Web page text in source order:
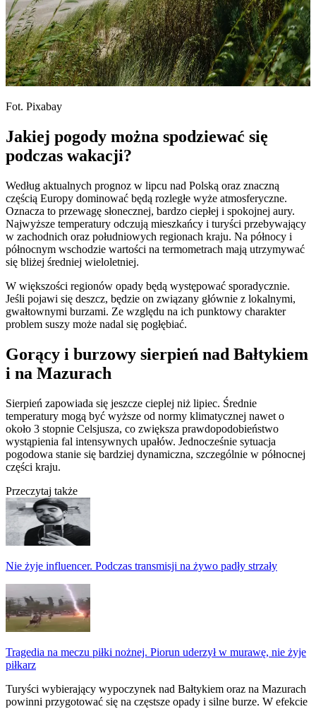
Fot. Pixabay
Jakiej pogody można spodziewać się
podczas wakacji?
Według aktualnych prognoz w lipcu nad Polską oraz znaczną
częścią Europy dominować będą rozległe wyże atmosferyczne.
Oznacza to przewagę słonecznej, bardzo ciepłej i spokojnej aury.
Najwyższe temperatury odczują mieszkańcy i turyści przebywający
w zachodnich oraz południowych regionach kraju. Na północy i
północnym wschodzie wartości na termometrach mają utrzymywać
się bliżej średniej wieloletniej.
W większości regionów opady będą występować sporadycznie.
Jeśli pojawi się deszcz, będzie on związany głównie z lokalnymi,
gwałtownymi burzami. Ze względu na ich punktowy charakter
problem suszy może nadal się pogłębiać.
Gorący i burzowy sierpień nad Bałtykiem
i na Mazurach
Sierpień zapowiada się jeszcze cieplej niż lipiec. Średnie
temperatury mogą być wyższe od normy klimatycznej nawet o
około 3 stopnie Celsjusza, co zwiększa prawdopodobieństwo
wystąpienia fal intensywnych upałów. Jednocześnie sytuacja
pogodowa stanie się bardziej dynamiczna, szczególnie w północnej
części kraju.
Przeczytaj także
Nie żyje influencer. Podczas transmisji na żywo padły strzały
Tragedia na meczu piłki nożnej. Piorun uderzył w murawę, nie żyje
piłkarz
Turyści wybierający wypoczynek nad Bałtykiem oraz na Mazurach
powinni przygotować się na częstsze opady i silne burze. W efekcie